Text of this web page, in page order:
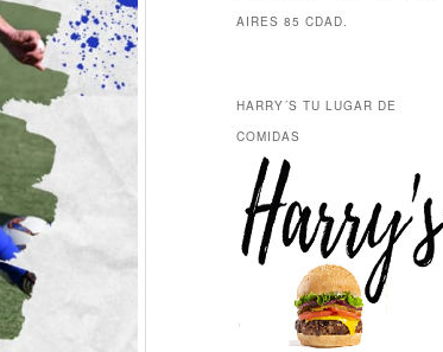
AIRES 85 CDAD.
HARRY´S TU LUGAR DE
COMIDAS